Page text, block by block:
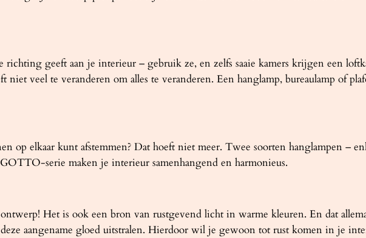
geeft aan je interieur – gebruik ze, en zelfs saaie kamers krijgen een
niet veel te veranderen om alles te veranderen. Een hanglamp, bureaulamp of
op elkaar kunt afstemmen? Dat hoeft niet meer. Twee soorten hanglampen –
serie maken je interieur samenhangend en harmonieus.
Het is ook een bron van rustgevend licht in warme kleuren. En dat
aangename gloed uitstralen. Hierdoor wil je gewoon tot rust komen in je